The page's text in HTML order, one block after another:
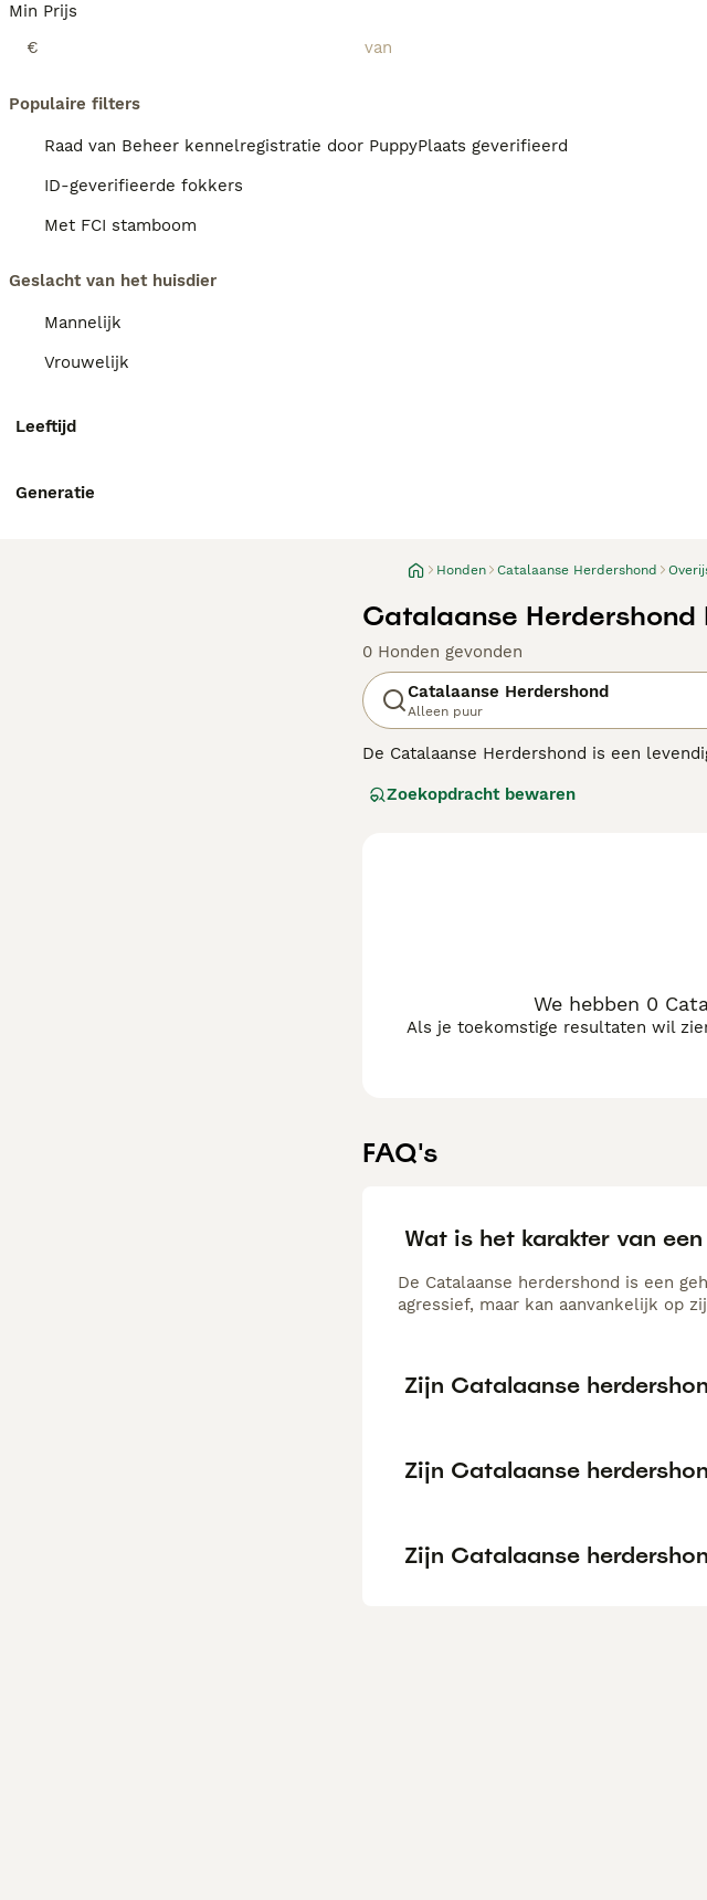
Min Prijs
€
Populaire filters
Raad van Beheer kennelregistratie door PuppyPlaats geverifieerd
ID-geverifieerde fokkers
Met FCI stamboom
Geslacht van het huisdier
Mannelijk
Vrouwelijk
Leeftijd
Generatie
Honden Catalaanse Herdershond
Catalaanse
0 Honden gevonden
Catalaanse Herdershond
Alleen puur
De Catalaanse Herdershond is een
en gezinshonden geworden in andere
Zoekopdracht bewaren
We hebben 0
Als je toekomstige resultaten wil
FAQ's
Wat is het karakter van
De Catalaanse herdershond is een
agressief, maar kan aanvankelijk op
Zijn Catalaanse
Zijn Catalaanse
Zijn Catalaanse